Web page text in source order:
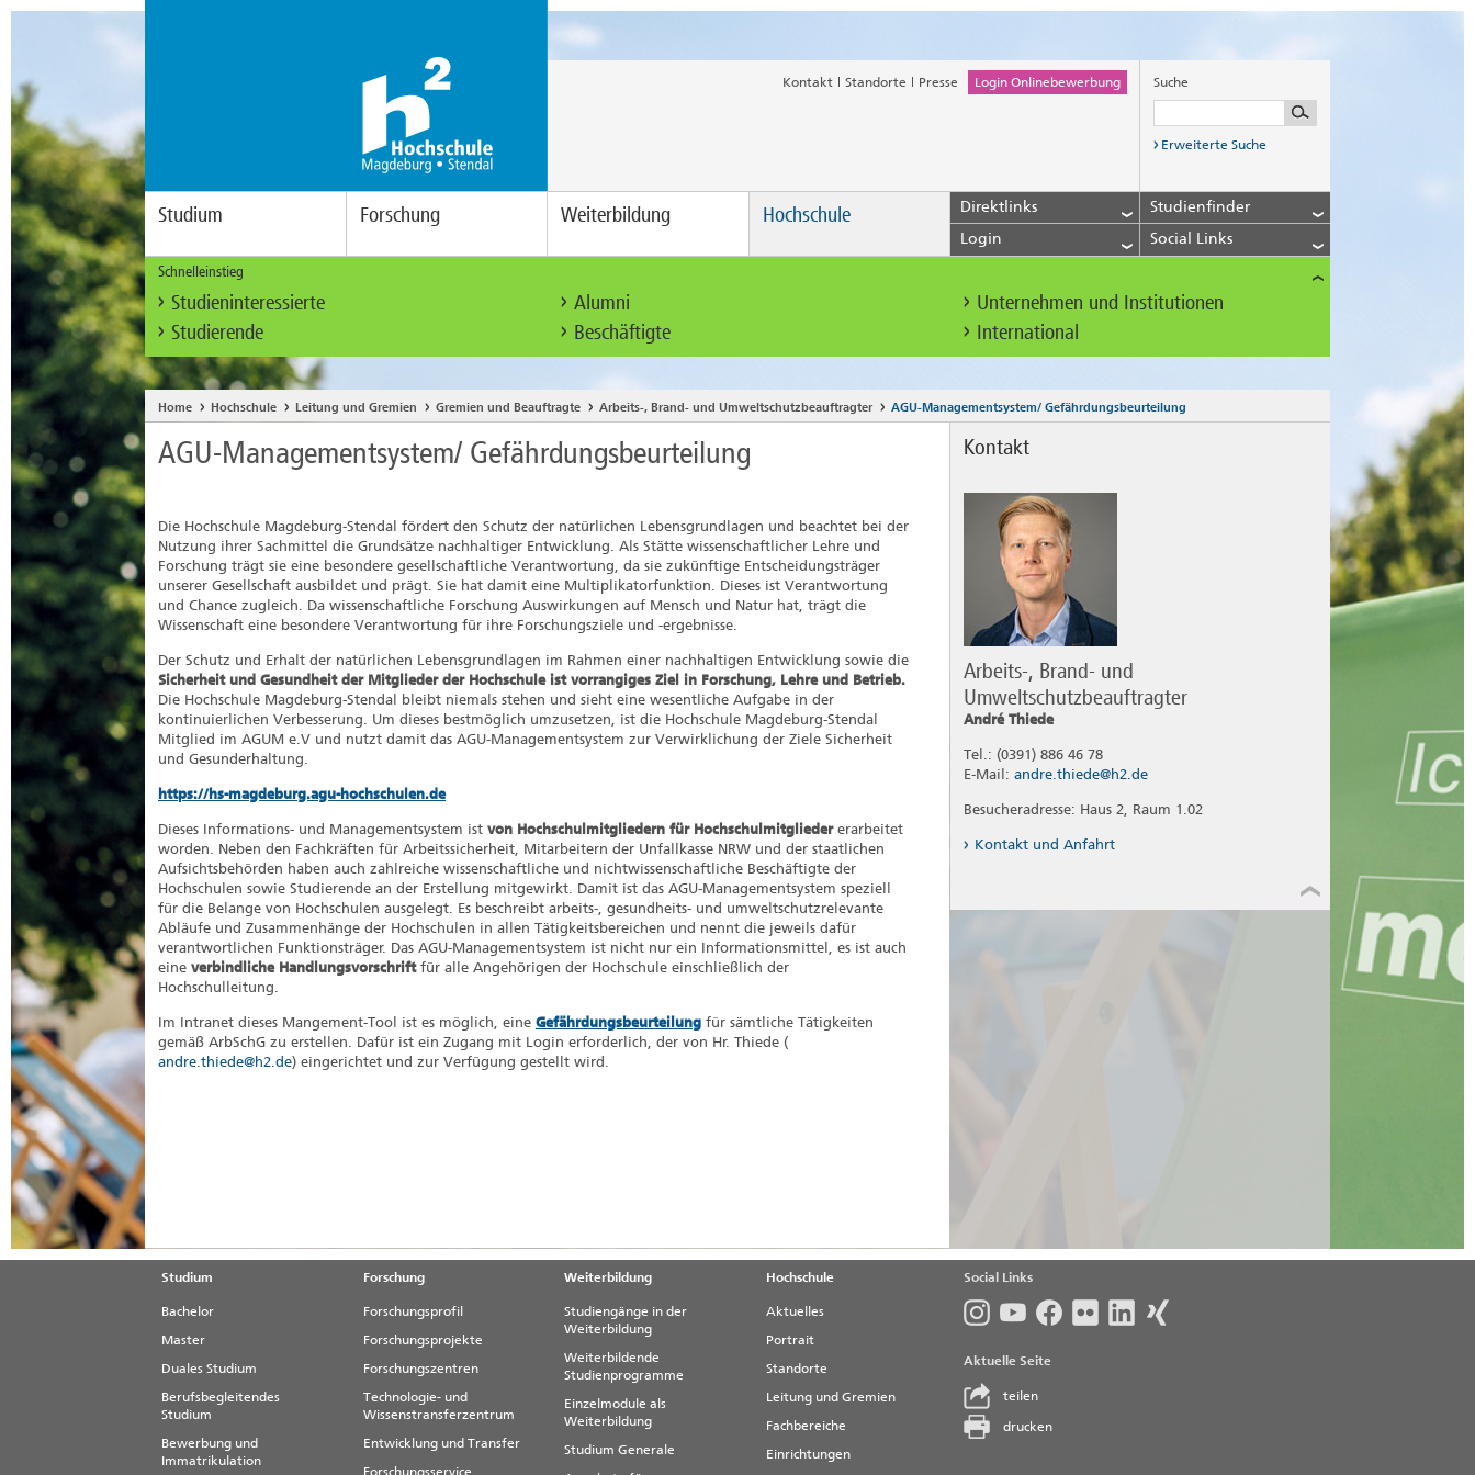
Kontakt Standorte Presse Login Onlinebewerbung Suche
Erweiterte Suche
Studium Forschung Weiterbildung Hochschule Direktlinks
Studienfinder
Login
Social Links
Schnelleinstieg
Studieninteressierte Alumni
Unternehmen und Institutionen
Studierende
Beschäftigte International
Home Hochschule Leitung und Gremien Gremien und Beauftragte Arbeits-, Brand- und Umweltschutzbeauftragter AGU-Managementsystem/ Gefährdungsbeurteilung
AGU-Managementsystem/ Gefährdungsbeurteilung
Die Hochschule Magdeburg-Stendal fördert den Schutz der natürlichen Lebensgrundlagen und beachtet bei der
Nutzung ihrer Sachmittel die Grundsätze nachhaltiger Entwicklung. Als Stätte wissenschaftlicher Lehre und
Forschung trägt sie eine besondere gesellschaftliche Verantwortung, da sie zukünftige Entscheidungsträger
unserer Gesellschaft ausbildet und prägt. Sie hat damit eine Multiplikatorfunktion. Dieses ist Verantwortung
und Chance zugleich. Da wissenschaftliche Forschung Auswirkungen auf Mensch und Natur hat, trägt die
Wissenschaft eine besondere Verantwortung für ihre Forschungsziele und -ergebnisse.
Der Schutz und Erhalt der natürlichen Lebensgrundlagen im Rahmen einer nachhaltigen Entwicklung sowie die
Sicherheit und Gesundheit der Mitglieder der Hochschule ist vorrangiges Ziel in Forschung, Lehre und Betrieb.
Die Hochschule Magdeburg-Stendal bleibt niemals stehen und sieht eine wesentliche Aufgabe in der
kontinuierlichen Verbesserung. Um dieses bestmöglich umzusetzen, ist die Hochschule Magdeburg-Stendal
Mitglied im AGUM e.V und nutzt damit das AGU-Managementsystem zur Verwirklichung der Ziele Sicherheit
und Gesunderhaltung.
https://hs-magdeburg.agu-hochschulen.de
Dieses Informations- und Managementsystem ist von Hochschulmitgliedern für Hochschulmitgliedererarbeitet
worden. Neben den Fachkräften für Arbeitssicherheit, Mitarbeitern der Unfallkasse NRW und der staatlichen
Aufsichtsbehörden haben auch zahlreiche wissenschaftliche und nichtwissenschaftliche Beschäftigte der
Hochschulen sowie Studierende an der Erstellung mitgewirkt. Damit ist das AGU-Managementsystem speziell
für die Belange von Hochschulen ausgelegt. Es beschreibt arbeits-, gesundheits- und umweltschutzrelevante
Abläufe und Zusammenhänge der Hochschulen in allen Tätigkeitsbereichen und nennt die jeweils dafür
verantwortlichen Funktionsträger. Das AGU-Managementsystem ist nicht nur ein Informationsmittel, es ist auch
eine verbindliche Handlungsvorschriftfür alle Angehörigen der Hochschule einschließlich der
Hochschulleitung.
Im Intranet dieses Mangement-Tool ist es möglich, eine Gefährdungsbeurteilung für sämtliche Tätigkeiten
gemäß ArbSchG zu erstellen. Dafür ist ein Zugang mit Login erforderlich, der von Hr. Thiede (
andre.thiede@h2.de) eingerichtet und zur Verfügung gestellt wird.
Kontakt
Arbeits-, Brand- und
Umweltschutzbeauftragter
André Thiede
Tel.: (0391) 886 46 78
E-Mail:andre.thiede@h2.de
Besucheradresse: Haus 2, Raum 1.02
Kontakt und Anfahrt
Studium
Bachelor
Master
Duales Studium
Berufsbegleitendes
Studium
Bewerbung und
Immatrikulation
Forschung
Forschungsprofil
Forschungsprojekte
Forschungszentren
Technologie- und
Wissenstransferzentrum
Entwicklung und Transfer
Weiterbildung
Studiengänge in der
Weiterbildung
Weiterbildende
Studienprogramme
Einzelmodule als
Weiterbildung
Studium Generale
Hochschule
Aktuelles
Portrait
Standorte
Leitung und Gremien
Fachbereiche
Einrichtungen
Social Links
Aktuelle Seite
teilen
drucken